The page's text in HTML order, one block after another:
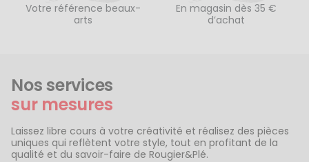
Votre référence beaux-
arts
En magasin dès 35 €
d’achat
Nos services
sur mesures
Laissez libre cours à votre créativité et réalisez des pièces
uniques qui reflètent votre style, tout en profitant de la
qualité et du savoir-faire de Rougier&Plé.